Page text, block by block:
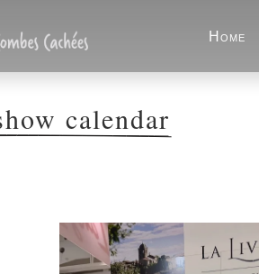
Home
calendar